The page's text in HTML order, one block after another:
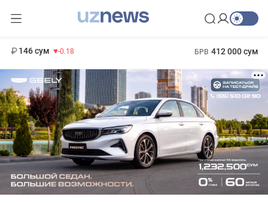
146 сум -0.18 БРВ 412 000 сум